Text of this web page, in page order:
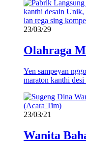
23/03/29
Olahraga
Yen sampeyan
maraton kanthi
23/03/21
Wanita